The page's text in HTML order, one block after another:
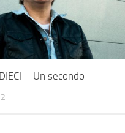
– Un secondo